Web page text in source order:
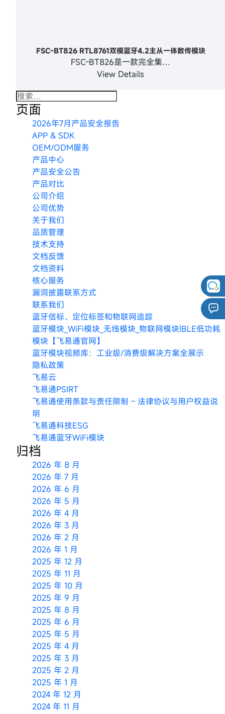
FSC-BT826 RTL8761双模蓝牙4.2主从一体数传模块
FSC-BT826是一款完全集…
View Details
搜
索：
页面
2026年7月产品安全报告
APP & SDK
OEM/ODM服务
产品中心
产品安全公告
产品对比
公司介绍
公司优势
关于我们
品质管理
技术支持
文档反馈
文档资料
核心服务
漏洞披露联系方式
联系我们
蓝牙信标、定位标签和物联网追踪
蓝牙模块_WiFi模块_无线模块_物联网模块|BLE低功耗
模块【飞易通官网】
蓝牙模块视频库：工业级/消费级解决方案全展示
隐私政策
飞易云
飞易通PSIRT
飞易通使用条款与责任限制 – 法律协议与用户权益说
明
飞易通科技ESG
飞易通蓝牙WiFi模块
归档
2026 年 8 月
2026 年 7 月
2026 年 6 月
2026 年 5 月
2026 年 4 月
2026 年 3 月
2026 年 2 月
2026 年 1 月
2025 年 12 月
2025 年 11 月
2025 年 10 月
2025 年 9 月
2025 年 8 月
2025 年 6 月
2025 年 5 月
2025 年 4 月
2025 年 3 月
2025 年 2 月
2025 年 1 月
2024 年 12 月
2024 年 11 月